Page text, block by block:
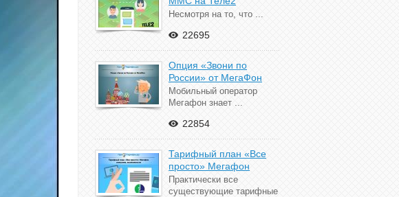
Несмотря на то, что ...
22695
Опция «Звони по
России» от МегаФон
Мобильный оператор
Мегафон знает ...
22854
Тарифный план «Все
просто» Мегафон
Практически все
существующие тарифные